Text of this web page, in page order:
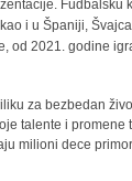
Fudbalsku
i u Španiji,
od 2021. godine
za bezbedan
talente i promene
milioni dece